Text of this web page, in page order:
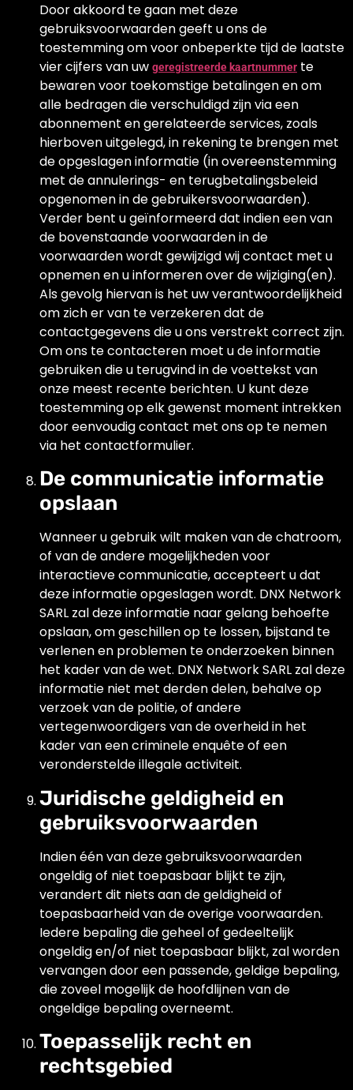
Door akkoord te gaan met deze
gebruiksvoorwaarden geeft u ons de
toestemming om voor onbeperkte tijd de laatste
vier cijfers van uw geregistreerde kaartnummer te
bewaren voor toekomstige betalingen en om
alle bedragen die verschuldigd zijn via een
abonnement en gerelateerde services, zoals
hierboven uitgelegd, in rekening te brengen met
de opgeslagen informatie (in overeenstemming
met de annulerings- en terugbetalingsbeleid
opgenomen in de gebruikersvoorwaarden).
Verder bent u geïnformeerd dat indien een van
de bovenstaande voorwaarden in de
voorwaarden wordt gewijzigd wij contact met u
opnemen en u informeren over de wijziging(en).
Als gevolg hiervan is het uw verantwoordelijkheid
om zich er van te verzekeren dat de
contactgegevens die u ons verstrekt correct zijn.
Om ons te contacteren moet u de informatie
gebruiken die u terugvind in de voettekst van
onze meest recente berichten. U kunt deze
toestemming op elk gewenst moment intrekken
door eenvoudig contact met ons op te nemen
via het contactformulier.
De communicatie informatie
opslaan
Wanneer u gebruik wilt maken van de chatroom,
of van de andere mogelijkheden voor
interactieve communicatie, accepteert u dat
deze informatie opgeslagen wordt. DNX Network
SARL zal deze informatie naar gelang behoefte
opslaan, om geschillen op te lossen, bijstand te
verlenen en problemen te onderzoeken binnen
het kader van de wet. DNX Network SARL zal deze
informatie niet met derden delen, behalve op
verzoek van de politie, of andere
vertegenwoordigers van de overheid in het
kader van een criminele enquête of een
veronderstelde illegale activiteit.
Juridische geldigheid en
gebruiksvoorwaarden
Indien één van deze gebruiksvoorwaarden
ongeldig of niet toepasbaar blijkt te zijn,
verandert dit niets aan de geldigheid of
toepasbaarheid van de overige voorwaarden.
Iedere bepaling die geheel of gedeeltelijk
ongeldig en/of niet toepasbaar blijkt, zal worden
vervangen door een passende, geldige bepaling,
die zoveel mogelijk de hoofdlijnen van de
ongeldige bepaling overneemt.
Toepasselijk recht en
rechtsgebied